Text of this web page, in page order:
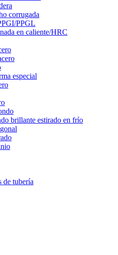
corrugada
PPGL
en caliente/HRC
especial
brillante estirado en frío
de tubería